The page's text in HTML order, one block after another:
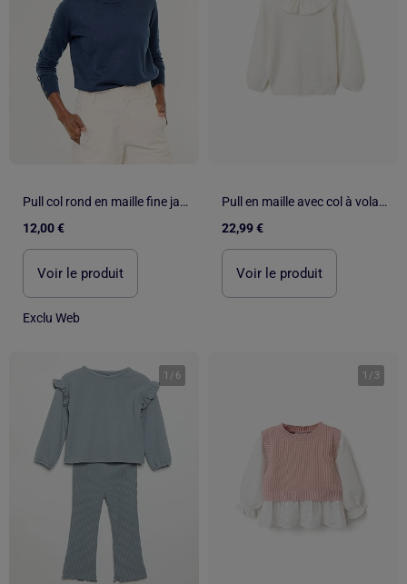
Pull col rond en maille fine jauge
12,00 €
Voir le produit
Exclu Web
Pull en maille avec col à volants
22,99 €
Voir le produit
1 / 6 1 / 3